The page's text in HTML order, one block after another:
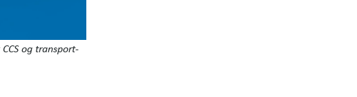
og transport-